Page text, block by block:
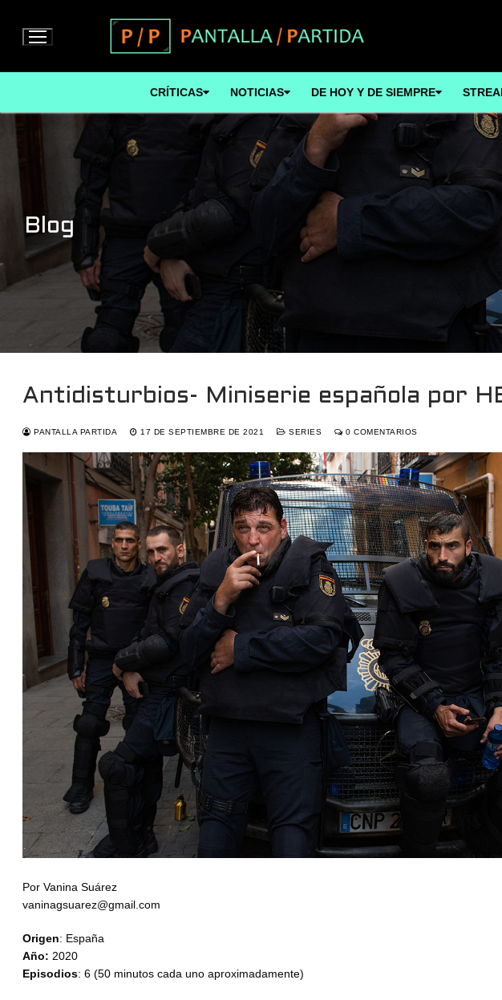
contenido
CRÍTICAS NOTICIAS DE HOY Y DE SIEMPRE
Blog
Antidisturbios- Miniserie española por
PANTALLA PARTIDA 17 DE SEPTIEMBRE DE 2021 SERIES 0 COMENTARIOS
Por Vanina Suárez
vaninagsuarez@gmail.com
Origen: España
Año: 2020
Episodios: 6 (50 minutos cada uno aproximadamente)